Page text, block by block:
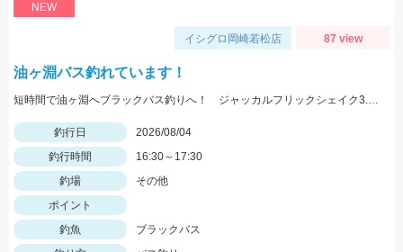
NEW
イシグロ岡崎若松店 87 view
油ヶ淵バス釣れています！
短時間で油ヶ淵へブラックバス釣りへ！ ジャッカルフリックシェイク3.8のノーシンカーワッキーでGET!
釣行日
2026/08/04
釣行時間
16:30～17:30
釣場
その他
ポイント
釣魚
ブラックバス